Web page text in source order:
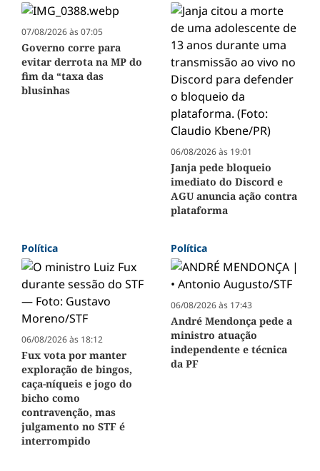
07/08/2026 às 07:05
Governo corre para
evitar derrota na MP do
fim da “taxa das
blusinhas
06/08/2026 às 19:01
Janja pede bloqueio
imediato do Discord e
AGU anuncia ação contra
plataforma
Política
06/08/2026 às 18:12
Fux vota por manter
exploração de bingos,
caça-níqueis e jogo do
bicho como
contravenção, mas
julgamento no STF é
interrompido
Política
06/08/2026 às 17:43
André Mendonça pede a
ministro atuação
independente e técnica
da PF